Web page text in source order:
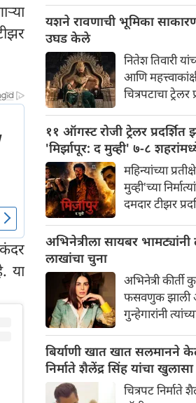
या
जैनने आपल्या
प्रसंगी 'व्हीजे
प्रॉडक्शन
केली. या नवीन
प्रकल्प इतका
चाहत्यांमध्ये
दिली आहे.
यशने रावणाची भूमिका
उघड केले
नितेश तिवारी
आणि
चित्रपटाचा ट्रेलर
चित्रपटसृष्टीत
चित्रपटातील
भव्यतेची मोठ्या
असली तरी, ज्या
सर्वाधिक लक्ष
प्रेक्षकांना
म्हणजे 'रॉकिंग
साकारलेली
११ ऑगस्ट रोजी ट्रेलर प्रदर्शित
'मिर्झापूर: द मुव्ही' ७-८
करणार
महिन्यांच्या
मुव्ही'च्या
दमदार टीझर
फ्रँचायझीच्या
आहे. पंकज
आणि दिव्येंदू
त्यांच्या
साकारत आहे.
अभिनेत्रीला सायबर
लाखांचा चुना
अभिनेत्री कीर्ती
फसवणुक झाली
गुन्हेगारांनी
प्रवेश मिळवून
त्यांची
केली.
आधारे, आंबोली
बिर्याणी खात खात सलमानने
निर्माते शैलेंद्र सिंह यांचा खुलासा
चित्रपट निर्माते